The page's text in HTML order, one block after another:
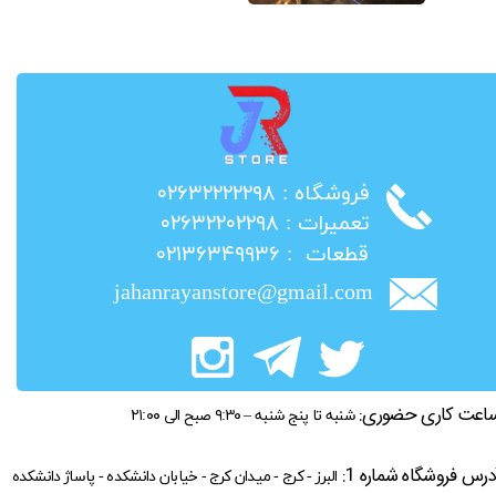
​فروشگاه : ۰۲۶۳۲۲۲۲۲۹۸
​تعمیرات : ۰۲۶۳۲۲۰۲۲۹۸
​قطعات : ۰۲۱۳۶۳۴۹۹۳۶
jahanrayanstore@gmail.com
کاری حضوری: شنبه تا پنج شنبه – ۹:۳۰ صبح الی ۲۱:۰۰
فروشگاه شماره 1:
البرز - کرج - میدان کرج - خیابان دانشکده - پاساژ دانشکده